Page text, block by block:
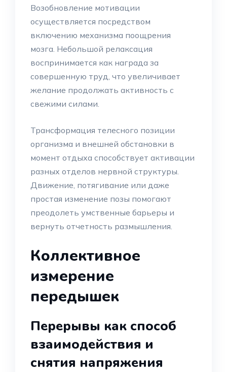
Возобновление мотивации
осуществляется посредством
включению механизма поощрения
мозга. Небольшой релаксация
воспринимается как награда за
совершенную труд, что увеличивает
желание продолжать активность с
свежими силами.
Трансформация телесного позиции
организма и внешней обстановки в
момент отдыха способствует активации
разных отделов нервной структуры.
Движение, потягивание или даже
простая изменение позы помогают
преодолеть умственные барьеры и
вернуть отчетность размышления.
Коллективное
измерение
передышек
Перерывы как способ
взаимодействия и
снятия напряжения